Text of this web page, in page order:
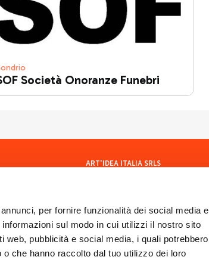
per fornire funzionalità dei social media e
sul modo in cui utilizzi il nostro sito
pubblicità e social media, i quali potrebbero
che hanno raccolto dal tuo utilizzo dei loro
Società Onoranze Funebri
ART'IDEA ITALIA SRLS
artideaitaliasrls@legalmail.it